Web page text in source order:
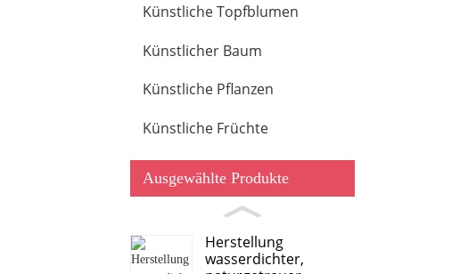
Künstliche Topfblumen
Künstlicher Baum
Künstliche Pflanzen
Künstliche Früchte
Ausgewählte Produkte
Herstellung
wasserdichter,